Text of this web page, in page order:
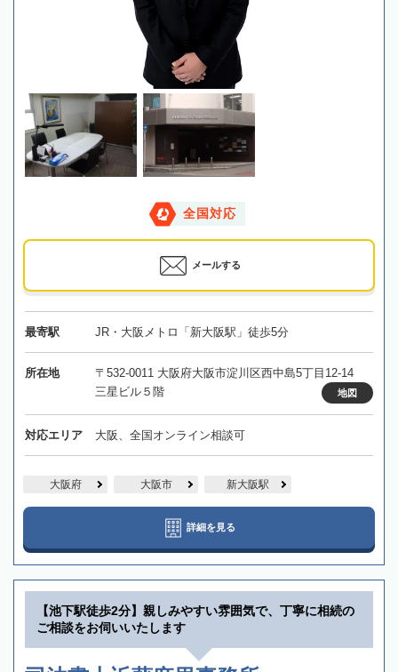
全国対応
メールする
最寄駅 JR・大阪メトロ「新大阪駅」徒歩5分
所在地
〒532-0011 大阪府大阪市淀川区西中島5丁目12-14
三星ビル５階
地図
対応エリア 大阪、全国オンライン相談可
大阪府 大阪市 新大阪駅
詳細を見る
【池下駅徒歩2分】親しみやすい雰囲気で、丁寧に相続の
ご相談をお伺いいたします